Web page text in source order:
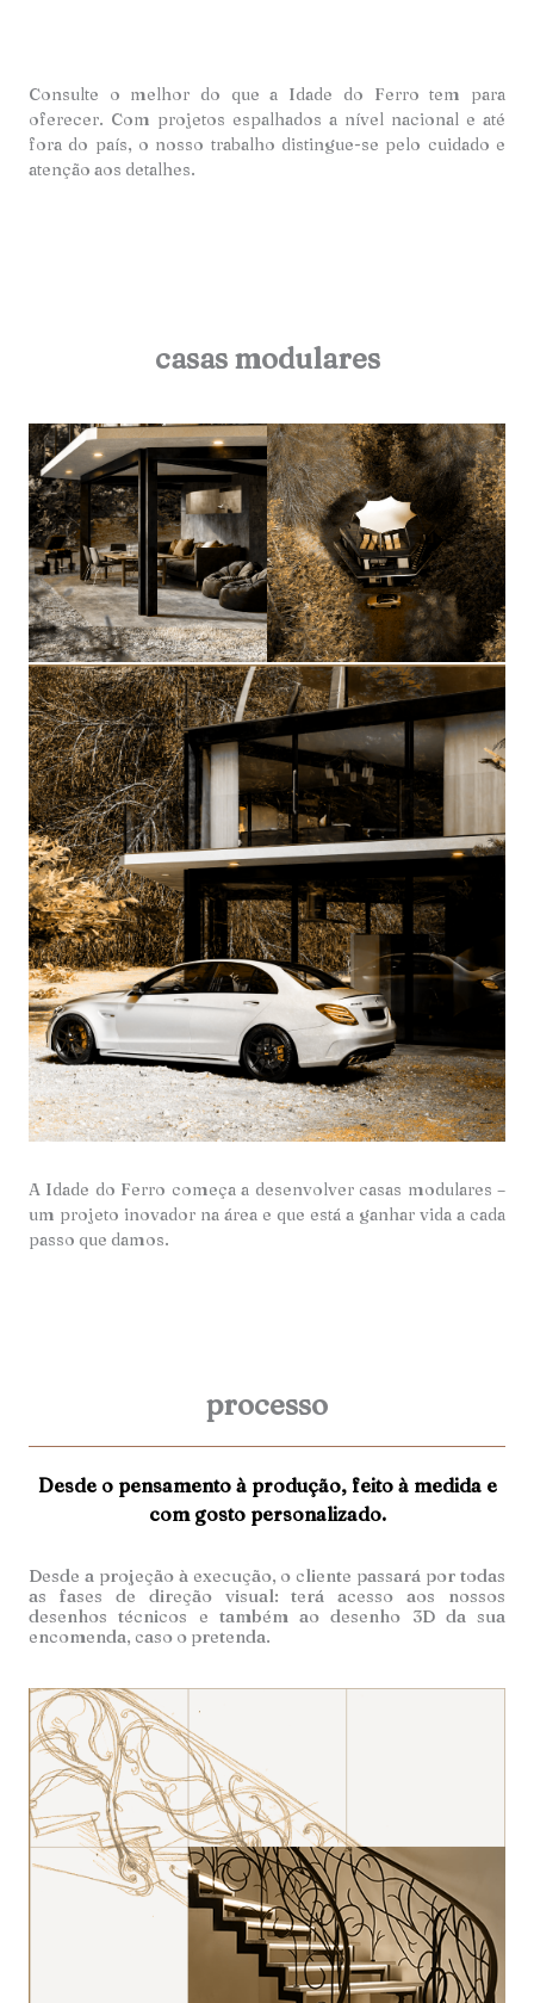
Consulte o melhor do que a Idade do Ferro tem para
oferecer. Com projetos espalhados a nível nacional e até
fora do país, o nosso trabalho distingue-se pelo cuidado e
atenção aos detalhes.
A Idade do Ferro começa a desenvolver casas modulares –
um projeto inovador na área e que está a ganhar vida a cada
passo que damos.
casas modulares
processo
Desde o pensamento à produção, feito à medida e
com gosto personalizado.
Desde a projeção à execução, o cliente passará por todas
as fases de direção visual: terá acesso aos nossos
desenhos técnicos e também ao desenho 3D da sua
encomenda, caso o pretenda.